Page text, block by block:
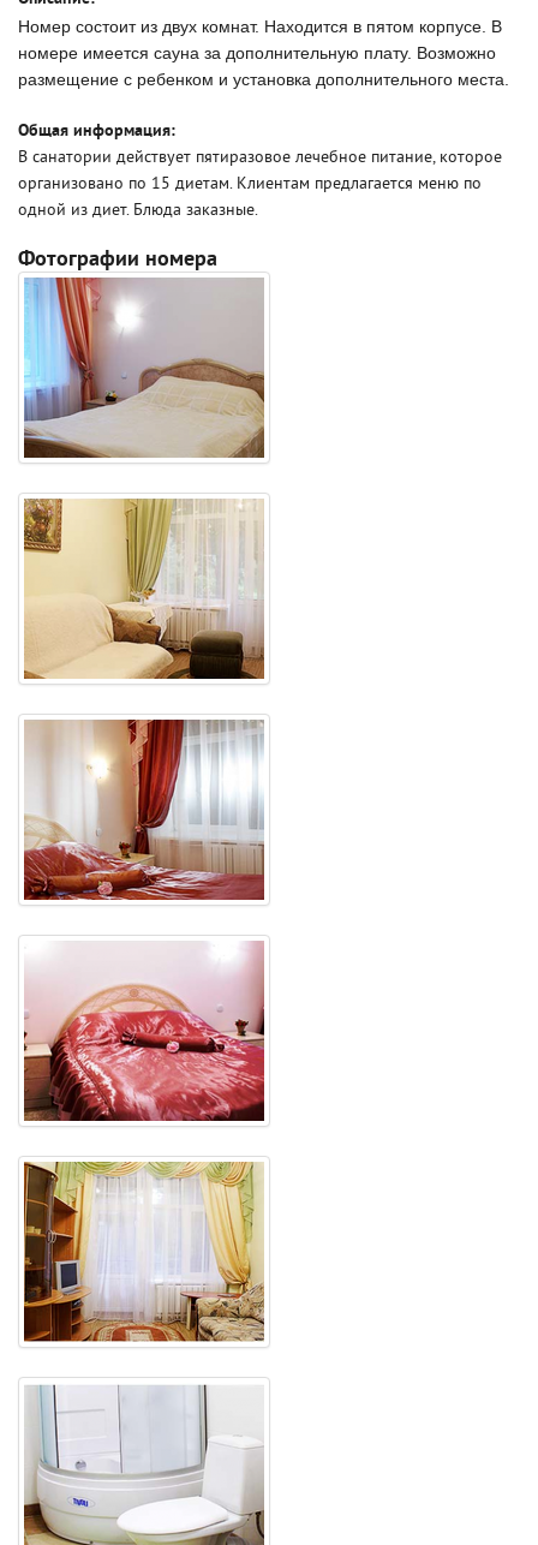
Номер состоит из двух комнат. Находится в пятом корпусе. В
номере имеется сауна за дополнительную плату. Возможно
размещение с ребенком и установка дополнительного места.
Общая информация:
В санатории действует пятиразовое лечебное питание, которое
организовано по 15 диетам. Клиентам предлагается меню по
одной из диет. Блюда заказные.
Фотографии номера